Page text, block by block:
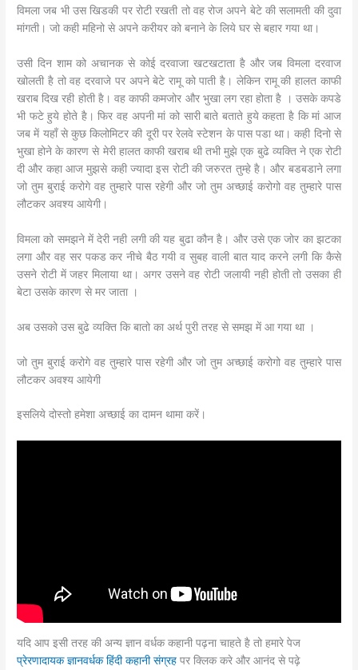
विमला जब भी उस खिडकी पर रोटी रखती तो वह रोज अपने बेटे की सलामती की दुवा
मांगती। जो कही महिनो से अपने करीयर को बनाने के लिये घर से बहार गया था।
उसी दिन शाम को अचानक से कोई दरवाजा खटखटाता है और जब विमला दरवाज
खोलती है तो वह दरवाजे पर अपने बेटे रामू को पाती है। लेकिन रामू की हालत काफी
खराब दिख रही होती है। वह काफी कमजोर और भुखा लग रहा होता है । उसके कपडे
भी फटे हुये होते है। फिर वह अपनी मां को सारी बाते बताते हुये कहता है कि मां आज
जब में यहाँ से कुछ किलोमिटर की दूरी पर रेलवे स्टेशन के पास पडा था। कही दिनो से
भुखा होने के कारण से मेरी हालत काफी खराब थी तभी मुझे एक बुढे व्यक्ति ने एक रोटी
दी और कहा आज मुझसे कही ज्यादा इस रोटी की जरुरत तुम्हे है। और बडबडाने लगा
जो तुम बुराई करोगे वह तुम्हारे पास रहेगी और जो तुम अच्छाई करोगो वह तुम्हारे पास
लौटकर अवश्य आयेगी।
विमला को समझने में देरी नही लगी की यह बुढा कौन है। और उसे एक जोर का झटका
लगा और वह सर पकड कर नीचे बैठ गयी व सुबह वाली बात याद करने लगी कि कैसे
उसने रोटी में जहर मिलाया था। अगर उसने वह रोटी जलायी नही होती तो उसका ही
बेटा उसके कारण से मर जाता ।
अब उसको उस बुढे व्यक्ति कि बातो का अर्थ पुरी तरह से समझ में आ गया था ।
जो तुम बुराई करोगे वह तुम्हारे पास रहेगी और जो तुम अच्छाई करोगो वह तुम्हारे पास
लौटकर अवश्य आयेगी
इसलिये दोस्तो हमेशा अच्छाई का दामन थामा करें।
यदि आप इसी तरह की अन्य ज्ञान वर्धक कहानी पढ़ना चाहते है तो हमारे पेज
प्रेरणादायक ज्ञानवर्धक हिंदी कहानी संग्रह पर क्लिक करे और आनंद से पढ़े